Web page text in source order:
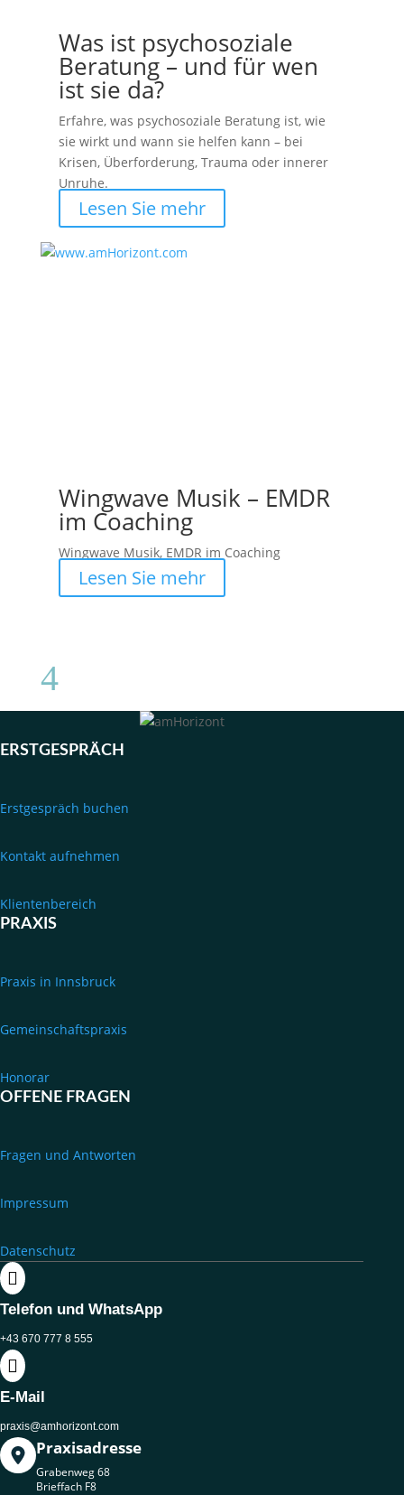
Was ist psychosoziale
Beratung – und für wen
ist sie da?
Erfahre, was psychosoziale Beratung ist, wie
sie wirkt und wann sie helfen kann – bei
Krisen, Überforderung, Trauma oder innerer
Unruhe.
Lesen Sie mehr
Wingwave Musik – EMDR
im Coaching
Wingwave Musik, EMDR im Coaching
Lesen Sie mehr
ERSTGESPRÄCH
Erstgespräch buchen
Kontakt aufnehmen
Klientenbereich
PRAXIS
Praxis in Innsbruck
Gemeinschaftspraxis
Honorar
OFFENE FRAGEN
Fragen und Antworten
Impressum
Datenschutz

Telefon und WhatsApp
+43 670 777 8 555

E-Mail
praxis@amhorizont.com
Praxisadresse
Grabenweg 68
Brieffach F8